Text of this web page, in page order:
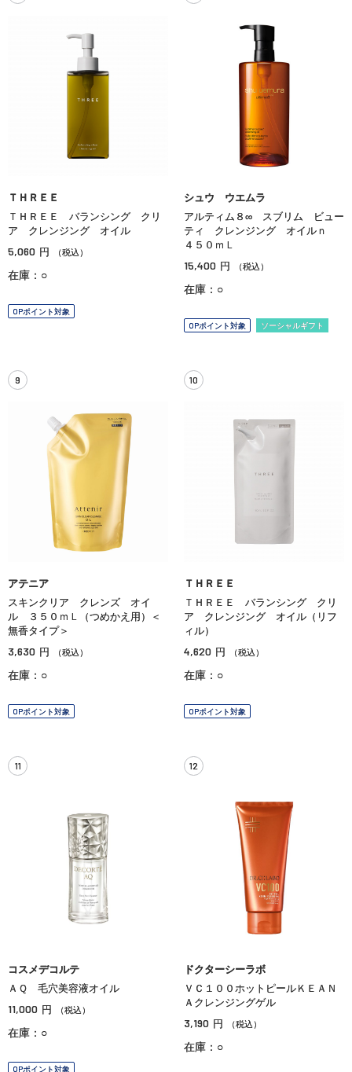
ＴＨＲＥＥ
ＴＨＲＥＥ バランシング クリ
ア クレンジング オイル
5,060 円 （税込）
在庫：○
OPポイント対象
シュウ ウエムラ
アルティム８∞ スブリム ビュー
ティ クレンジング オイルｎ
４５０ｍＬ
15,400 円 （税込）
在庫：○
OPポイント対象 ソーシャルギフト
9
アテニア
スキンクリア クレンズ オイ
ル ３５０ｍＬ（つめかえ用）＜
無香タイプ＞
3,630 円 （税込）
在庫：○
OPポイント対象
10
ＴＨＲＥＥ
ＴＨＲＥＥ バランシング クリ
ア クレンジング オイル（リフ
ィル）
4,620 円 （税込）
在庫：○
OPポイント対象
11
コスメデコルテ
ＡＱ 毛穴美容液オイル
11,000 円 （税込）
在庫：○
OPポイント対象
12
ドクターシーラボ
ＶＣ１００ホットピールＫＥＡＮ
Ａクレンジングゲル
3,190 円 （税込）
在庫：○